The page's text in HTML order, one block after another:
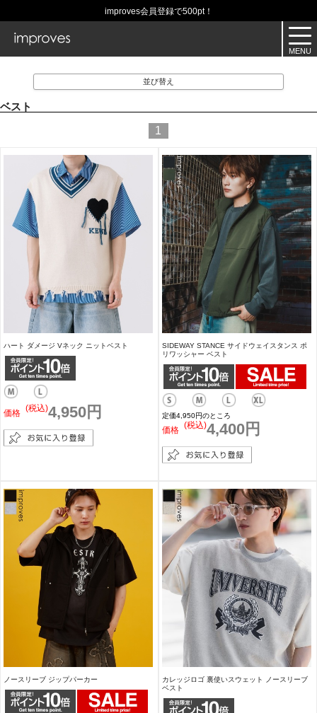
improves会員登録で500pt！
並び替え
ベスト
1
ハート ダメージ Vネック ニットベスト
価格 4,950円
(税込)
SIDEWAY STANCE サイドウェイスタンス ポ
リワッシャー ベスト
定価4,950円のところ
価格 4,400円
(税込)
ノースリーブ ジップパーカー
カレッジロゴ 裏使いスウェット ノースリーブ
ベスト